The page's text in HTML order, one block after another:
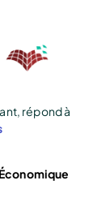
répond à
Économique